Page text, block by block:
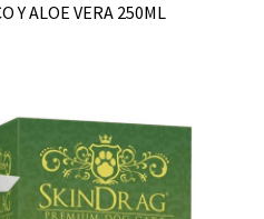
Y ALOE VERA 250ML